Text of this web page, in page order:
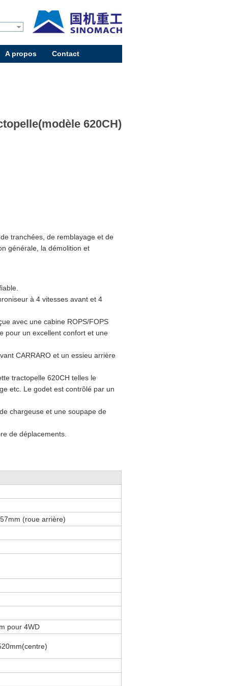
A propos Contact
620CH)
tranchées, de remblayage et de
générale, la démolition et
à 4 vitesses avant et 4
avec une cabine ROPS/FOPS
pour un excellent confort et une
CARRARO et un essieu arrière
tractopelle 620CH telles le
etc. Le godet est contrôlé par un
chargeuse et une soupape de
de déplacements.
(roue arrière)
pour 4WD